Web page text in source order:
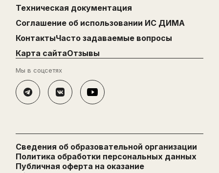
Техническая документация
Cоглашение об использовании ИС ДИМА
КонтактыЧасто задаваемые вопросы
Карта сайтаОтзывы
Мы в соцсетях
Сведения об образовательной организации
Политика обработки персональных данных
Публичная оферта на оказание